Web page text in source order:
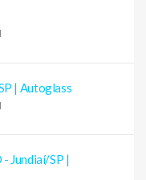
| Autoglass
Jundiaí/SP |